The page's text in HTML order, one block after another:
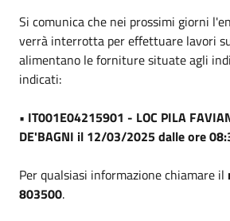
Si comunica che nei prossimi giorni
verrà interrotta per effettuare lavori
alimentano le forniture situate agli
indicati:
• IT001E04215901 - LOC PILA
DE'BAGNI il 12/03/2025 dalle ore
Per qualsiasi informazione chiamare il
803500.